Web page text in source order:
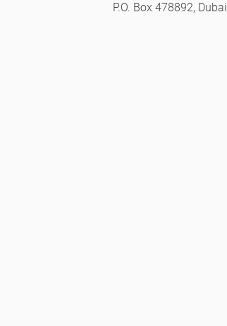
P.O. Box 478892, Dubai